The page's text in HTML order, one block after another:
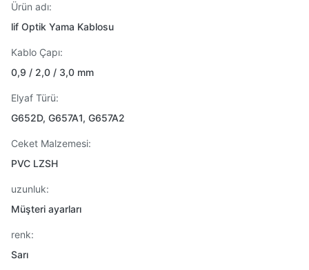
Ürün adı:
lif Optik Yama Kablosu
Kablo Çapı:
0,9 / 2,0 / 3,0 mm
Elyaf Türü:
G652D, G657A1, G657A2
Ceket Malzemesi:
PVC LZSH
uzunluk:
Müşteri ayarları
renk:
Sarı